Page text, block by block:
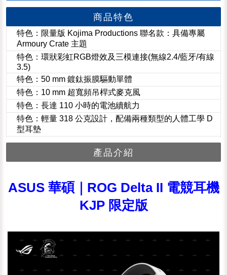
商品特色
特色：限量版 Kojima Productions 聯名款：具備專屬
Armoury Crate 主題
特色：環狀彩虹RGB燈效及三模連接(無線2.4/藍牙/有線
3.5)
特色：50 mm 鍍鈦振膜驅動單體
特色：10 mm 超寬頻吊桿式麥克風
特色：長達 110 小時的電池續航力
特色：輕量 318 公克設計，配備兩種類型的人體工學 D
型耳墊
產品介紹
ASUS 華碩｜ROG Delta II 電競耳機
KJP 限定版